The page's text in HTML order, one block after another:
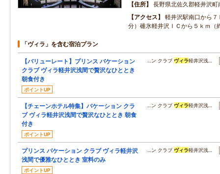
住所
長野県北佐久郡軽井沢町
アクセス
軽井沢駅南口から７
分）碓氷軽井沢ＩＣから５ｋｍ（
「ヴィラ」を含む宿泊プラン
【バリューレート】プリンス バケーション
クラブ ヴィラ軽井沢浅間で贅沢なひととき
朝食付き
ポイントUP
…ン クラブ ヴィラ軽井沢浅…
【チェーンホテル特集】バケーション クラ
ブ ヴィラ軽井沢浅間で贅沢なひととき 朝食
付き
ポイントUP
…ン クラブ ヴィラ軽井沢浅…
プリンス バケーション クラブ ヴィラ軽井沢
浅間で優雅なひととき 室料のみ
ポイントUP
…ン クラブ ヴィラ軽井沢浅…